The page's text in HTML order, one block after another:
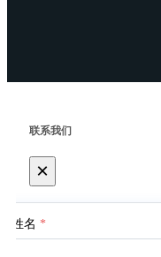
联系我们
×
姓名 *